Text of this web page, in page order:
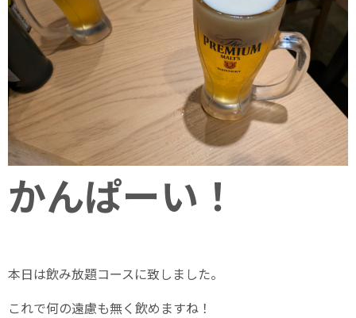
かんぱーい！
本日は飲み放題コースに致しました。
これで何の遠慮も無く飲めますね！